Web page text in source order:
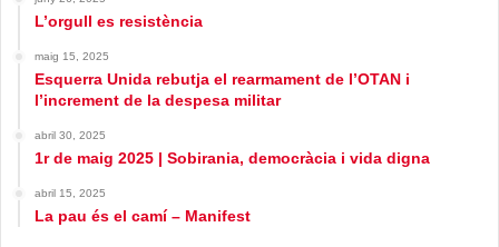
L’orgull es resistència
maig 15, 2025
Esquerra Unida rebutja el rearmament de l’OTAN i
l’increment de la despesa militar
abril 30, 2025
1r de maig 2025 | Sobirania, democràcia i vida digna
abril 15, 2025
La pau és el camí – Manifest